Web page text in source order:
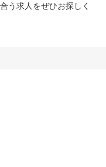
う求人をぜひお探しく